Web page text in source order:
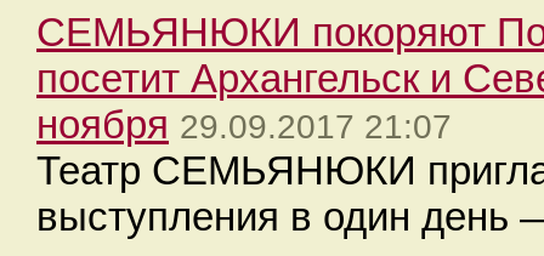
СЕМЬЯНЮКИ покоряют
посетит Архангельск и
ноября 29.09.2017 21:07
Театр СЕМЬЯНЮКИ
выступления в один день